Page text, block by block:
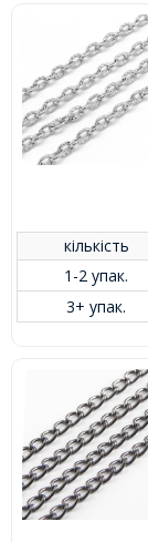
кількість
1-2 упак.
3+ упак.